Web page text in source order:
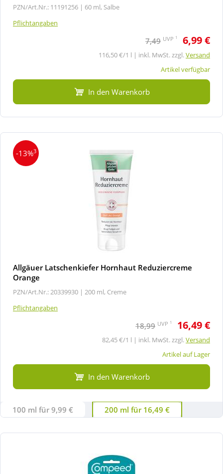
PZN/Art.Nr.: 11191256 | 60 ml, Salbe
Pflichtangaben
7,49 UVP 1 6,99 €
116,50 €/1 l | inkl. MwSt. zzgl.Versand
Artikel verfügbar
In den Warenkorb
-13%3
Allgäuer Latschenkiefer Hornhaut Reduziercreme
Orange
PZN/Art.Nr.: 20339930 | 200 ml, Creme
Pflichtangaben
18,99 UVP 1 16,49 €
82,45 €/1 l | inkl. MwSt. zzgl.Versand
Artikel auf Lager
In den Warenkorb
100 ml für 9,99 € 200 ml für 16,49 €